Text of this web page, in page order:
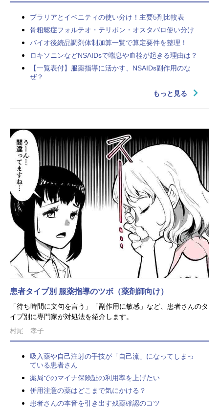
プラリアとイベニティの使い分け！主要5剤比較表
骨粗鬆症フォルテオ・テリボン・オスタバロ使い分け
バイオ後続品調剤体制加算一覧で算定要件を整理！
ロキソニンなどNSAIDsで喘息や血栓が起きる理由は？
【一覧表付】服薬指導に活かす、NSAIDs副作用のな
ぜ？
もっと見る
患者タイプ別 服薬指導のツボ（薬剤師向け）
「待ち時間に文句を言う」「副作用に敏感」など、患者さんのタ
イプ別に専門家が対処法を紹介します。
村尾 孝子
吸入薬や自己注射の手技が「自己流」になってしまっ
ている患者さん
薬局でのマイナ保険証の利用率を上げたい
併用注意の薬はどこまで気にかける？
患者さんの本音を引き出す残薬確認のコツ